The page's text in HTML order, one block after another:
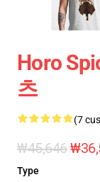
Horo
츠
(7
₩45,646
Type